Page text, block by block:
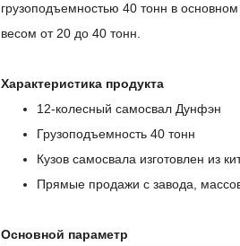
грузоподъемностью 40 тонн в
весом от 20 до 40 тонн.
Характеристика продукта
12-колесный самосвал Дунфэн
Грузоподъемность 40 тонн
Кузов самосвала изготовлен из
Прямые продажи с завода,
Основной параметр